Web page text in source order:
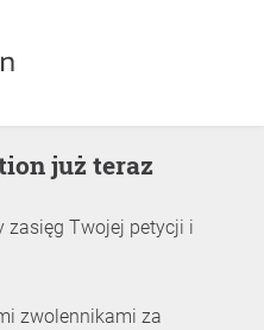
już teraz
zasięg Twojej petycji i
zwolennikami za